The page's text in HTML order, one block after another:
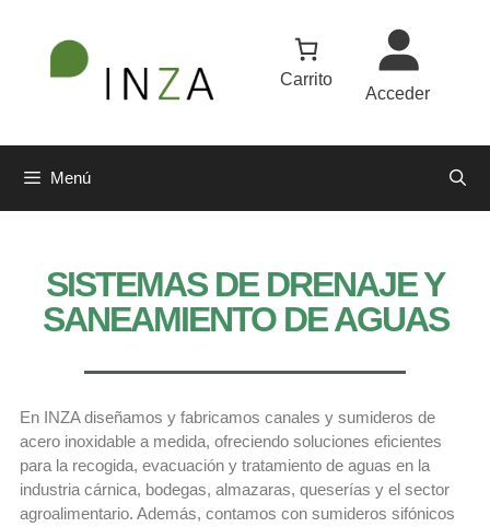
Carrito
Acceder
Menú
SISTEMAS DE DRENAJE Y
SANEAMIENTO DE AGUAS
En INZA diseñamos y fabricamos canales y sumideros de
acero inoxidable a medida, ofreciendo soluciones eficientes
para la recogida, evacuación y tratamiento de aguas en la
industria cárnica, bodegas, almazaras, queserías y el sector
agroalimentario. Además, contamos con sumideros sifónicos